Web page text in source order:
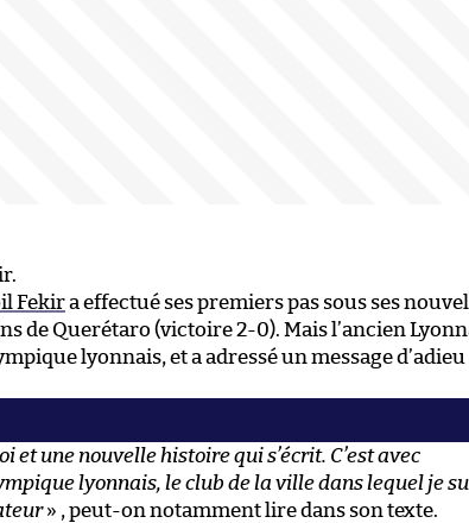
Fekira effectué ses premiers pas sous ses
de Querétaro (victoire 2-0). Mais l’ancien
lyonnais, et a adressé un message d’adieu
et une nouvelle histoire qui s’écrit. C’est avec
lyonnais, le club de la ville dans lequel je
» , peut-on notamment lire dans son texte.